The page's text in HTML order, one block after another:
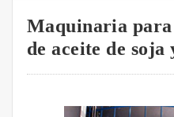
Maquinaria para
de aceite de soja